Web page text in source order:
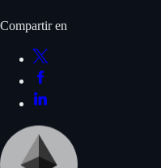
Compartir en